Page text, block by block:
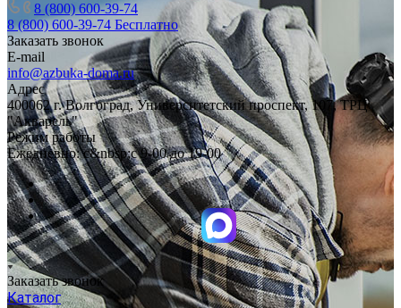
8 (800) 600-39-74
8 (800) 600-39-74 Бесплатно
Заказать звонок
E-mail
info@azbuka-doma.ru
Адрес
400062 г. Волгоград, Университетский проспект, 107, ТРЦ
"Акварель"
Режим работы
Ежедневно: с&nbsp;с 9-00 до 19-00
Заказать звонок
Каталог